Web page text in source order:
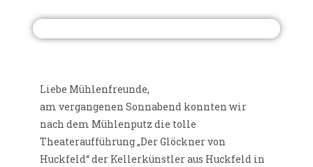
Liebe Mühlenfreunde,
am vergangenen Sonnabend konnten wir
nach dem Mühlenputz die tolle
Theateraufführung „Der Glöckner von
Huckfeld“ der Kellerkünstler aus Huckfeld in